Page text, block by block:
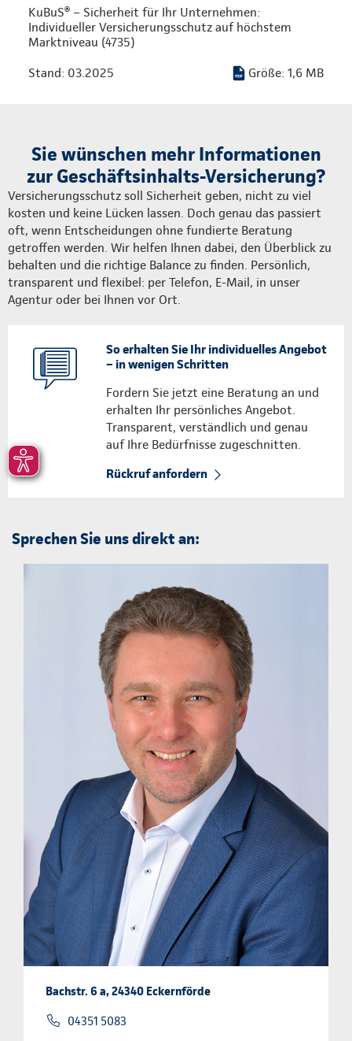
KuBuS® – Sicherheit für Ihr Unternehmen:
Individueller Versicherungsschutz auf höchstem
Marktniveau (4735)
Stand: 03.2025 Größe: 1,6 MB
Sie wünschen mehr Informationen
zur Geschäftsinhalts-Versicherung?
Versicherungsschutz soll Sicherheit geben, nicht zu viel
kosten und keine Lücken lassen. Doch genau das passiert
oft, wenn Entscheidungen ohne fundierte Beratung
getroffen werden. Wir helfen Ihnen dabei, den Überblick zu
behalten und die richtige Balance zu finden. Persönlich,
transparent und flexibel: per Telefon, E-Mail, in unser
Agentur oder bei Ihnen vor Ort.
So erhalten Sie Ihr individuelles Angebot
– in wenigen Schritten
Fordern Sie jetzt eine Beratung an und
erhalten Ihr persönliches Angebot.
Transparent, verständlich und genau
auf Ihre Bedürfnisse zugeschnitten.
Rückruf anfordern
Sprechen Sie uns direkt an:
Bachstr. 6 a, 24340 Eckernförde
04351 5083